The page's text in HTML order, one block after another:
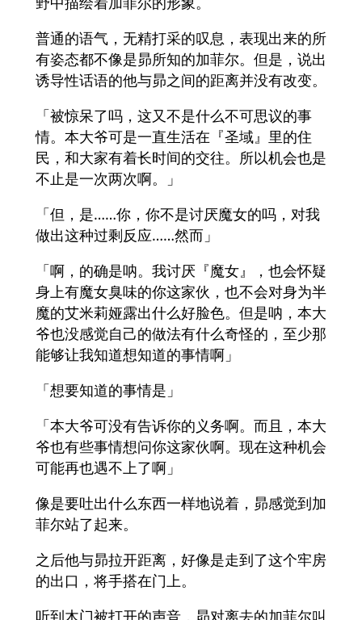
普通的语气，无精打采的叹息，表现出来的所
有姿态都不像是昴所知的加菲尔。但是，说出
诱导性话语的他与昴之间的距离并没有改变。
「被惊呆了吗，这又不是什么不可思议的事
情。本大爷可是一直生活在『圣域』里的住
民，和大家有着长时间的交往。所以机会也是
不止是一次两次啊。」
「但，是……你，你不是讨厌魔女的吗，对我
做出这种过剩反应……然而」
「啊，的确是呐。我讨厌『魔女』，也会怀疑
身上有魔女臭味的你这家伙，也不会对身为半
魔的艾米莉娅露出什么好脸色。但是呐，本大
爷也没感觉自己的做法有什么奇怪的，至少那
能够让我知道想知道的事情啊」
「想要知道的事情是」
「本大爷可没有告诉你的义务啊。而且，本大
爷也有些事情想问你这家伙啊。现在这种机会
可能再也遇不上了啊」
像是要吐出什么东西一样地说着，昴感觉到加
菲尔站了起来。
之后他与昴拉开距离，好像是走到了这个牢房
的出口，将手搭在门上。